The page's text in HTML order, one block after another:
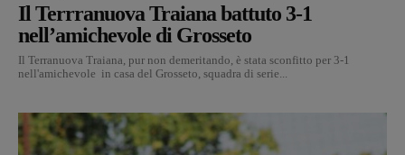
Il Terrranuova Traiana battuto 3-1
nell’amichevole di Grosseto
Il Terranuova Traiana, pur non demeritando, è stata sconfitto per 3-1
nell'amichevole in casa del Grosseto, squadra di serie...